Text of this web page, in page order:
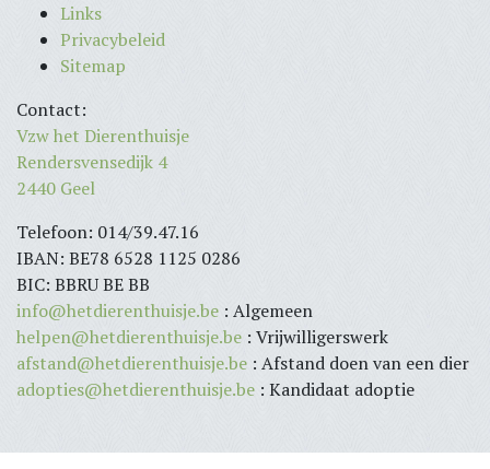
Links
Privacybeleid
Sitemap
Contact:
Vzw het Dierenthuisje
Rendersvensedijk 4
2440 Geel
Telefoon: 014/39.47.16
IBAN: BE78 6528 1125 0286
BIC: BBRU BE BB
info@hetdierenthuisje.be : Algemeen
helpen@hetdierenthuisje.be : Vrijwilligerswerk
afstand@hetdierenthuisje.be : Afstand doen van een dier
adopties@hetdierenthuisje.be : Kandidaat adoptie